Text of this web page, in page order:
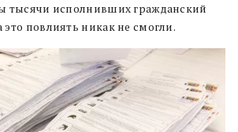
тысячи исполнивших гражданский
повлиять никак не смогли.